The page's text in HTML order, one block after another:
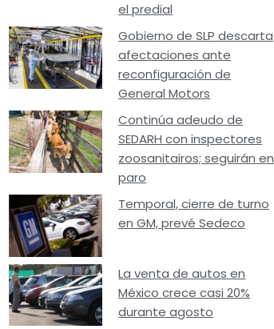
el predial
Gobierno de SLP descarta
afectaciones ante
reconfiguración de
General Motors
Continúa adeudo de
SEDARH con inspectores
zoosanitairos; seguirán en
paro
Temporal, cierre de turno
en GM, prevé Sedeco
La venta de autos en
México crece casi 20%
durante agosto